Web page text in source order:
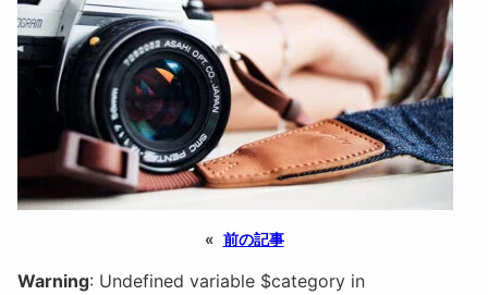
« 前の記事
Warning: Undefined variable $category in